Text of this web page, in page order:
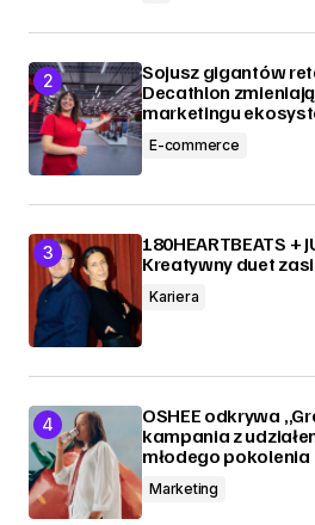
Sojusz gigantów
Decathlon
marketingu
E-commerce
180HEARTBEATS +
Kreatywny duet
Kariera
OSHEE odkrywa
kampania z
młodego pokolenia
Marketing